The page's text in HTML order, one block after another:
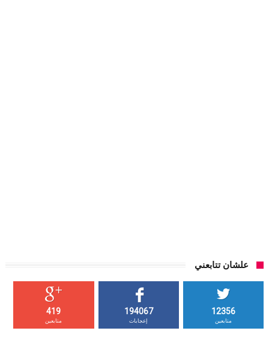
علشان تتابعني
12356
متابعين
194067
إعجابات
419
متابعين